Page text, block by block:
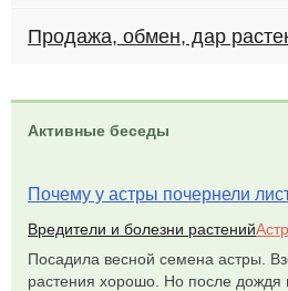
Продажа, обмен, дар
Активные беседы
Почему у астры почернели
Вредители и болезни растений
Посадила весной семена астры.
растения хорошо. Но после дождя